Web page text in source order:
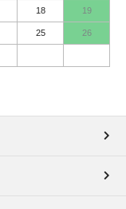
18 19
25 26